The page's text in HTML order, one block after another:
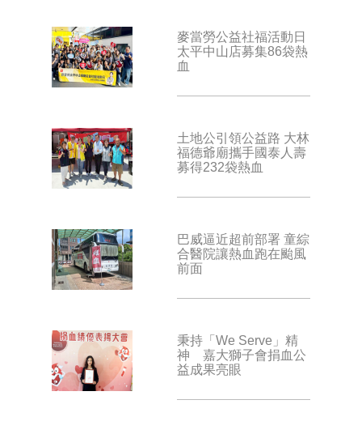
麥當勞公益社福活動日
太平中山店募集86袋熱
血
土地公引領公益路 大林
福德爺廟攜手國泰人壽
募得232袋熱血
巴威逼近超前部署 童綜
合醫院讓熱血跑在颱風
前面
秉持「We Serve」精
神 嘉大獅子會捐血公
益成果亮眼